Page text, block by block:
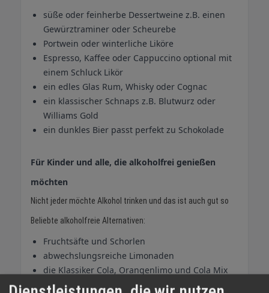
süße oder feinherbe Dessertweine z.B. einen
Gewürztraminer oder Scheurebe
Portwein oder winterliche Liköre
Espresso, Kaffee oder Cappuccino optional mit
einem Schluck Likör
ein edles Glas Rum, Whisky oder Cognac
ein klassischer Schnaps z.B. Blutwurz oder
Williams Gold
ein dunkles Bier passt perfekt zu Schokolade
Für Kinder und alle, die alkoholfrei genießen
möchten
Nicht jeder möchte Alkohol trinken und das ist auch gut so
Beliebte alkoholfreie Alternativen:
Fruchtsäfte und Schorlen
abwechslungsreiche Limonaden
die Klassiker Cola, Orangenlimo und Cola Mix
Mocktails (alkoholfreie Cocktails)